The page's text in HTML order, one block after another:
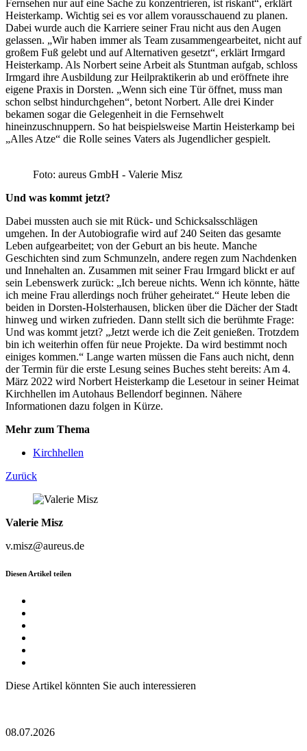
Fernsehen nur auf eine Sache zu konzentrieren, ist riskant“, erklärt
Heisterkamp. Wichtig sei es vor allem vorausschauend zu planen.
Dabei wurde auch die Karriere seiner Frau nicht aus den Augen
gelassen. „Wir haben immer als Team zusammengearbeitet, nicht auf
großem Fuß gelebt und auf Alternativen gesetzt“, erklärt Irmgard
Heisterkamp. Als Norbert seine Arbeit als Stuntman aufgab, schloss
Irmgard ihre Ausbildung zur Heilpraktikerin ab und eröffnete ihre
eigene Praxis in Dorsten. „Wenn sich eine Tür öffnet, muss man
schon selbst hindurchgehen“, betont Norbert. Alle drei Kinder
bekamen sogar die Gelegenheit in die Fernsehwelt
hineinzuschnuppern. So hat beispielsweise Martin Heisterkamp bei
„Alles Atze“ die Rolle seines Vaters als Jugendlicher gespielt.
Foto: aureus GmbH - Valerie Misz
Und was kommt jetzt?
Dabei mussten auch sie mit Rück- und Schicksalsschlägen
umgehen. In der Autobiografie wird auf 240 Seiten das gesamte
Leben aufgearbeitet; von der Geburt an bis heute. Manche
Geschichten sind zum Schmunzeln, andere regen zum Nachdenken
und Innehalten an. Zusammen mit seiner Frau Irmgard blickt er auf
sein Lebenswerk zurück: „Ich bereue nichts. Wenn ich könnte, hätte
ich meine Frau allerdings noch früher geheiratet.“ Heute leben die
beiden in Dorsten-Holsterhausen, blicken über die Dächer der Stadt
hinweg und wirken zufrieden. Dann stellt sich die berühmte Frage:
Und was kommt jetzt? „Jetzt werde ich die Zeit genießen. Trotzdem
bin ich weiterhin offen für neue Projekte. Da wird bestimmt noch
einiges kommen.“ Lange warten müssen die Fans auch nicht, denn
der Termin für die erste Lesung seines Buches steht bereits: Am 4.
März 2022 wird Norbert Heisterkamp die Lesetour in seiner Heimat
Kirchhellen im Autohaus Bellendorf beginnen. Nähere
Informationen dazu folgen in Kürze.
Mehr zum Thema
Kirchhellen
Zurück
Valerie Misz
v.misz@aureus.de
Diesen Artikel teilen
Diese Artikel könnten Sie auch interessieren
08.07.2026